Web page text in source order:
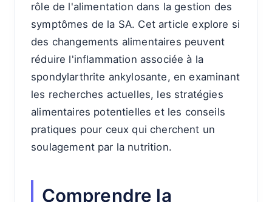
rôle de l'alimentation dans la gestion des
symptômes de la SA. Cet article explore si
des changements alimentaires peuvent
réduire l'inflammation associée à la
spondylarthrite ankylosante, en examinant
les recherches actuelles, les stratégies
alimentaires potentielles et les conseils
pratiques pour ceux qui cherchent un
soulagement par la nutrition.
Comprendre la